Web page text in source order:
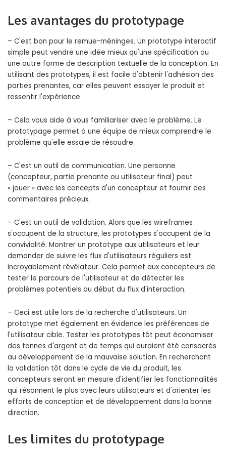
Les avantages du prototypage
– C'est bon pour le remue-méninges. Un prototype interactif
simple peut vendre une idée mieux qu'une spécification ou
une autre forme de description textuelle de la conception. En
utilisant des prototypes, il est facile d'obtenir l'adhésion des
parties prenantes, car elles peuvent essayer le produit et
ressentir l'expérience.
– Cela vous aide à vous familiariser avec le problème. Le
prototypage permet à une équipe de mieux comprendre le
problème qu'elle essaie de résoudre.
– C'est un outil de communication. Une personne
(concepteur, partie prenante ou utilisateur final) peut
« jouer » avec les concepts d'un concepteur et fournir des
commentaires précieux.
– C'est un outil de validation. Alors que les wireframes
s'occupent de la structure, les prototypes s'occupent de la
convivialité. Montrer un prototype aux utilisateurs et leur
demander de suivre les flux d'utilisateurs réguliers est
incroyablement révélateur. Cela permet aux concepteurs de
tester le parcours de l'utilisateur et de détecter les
problèmes potentiels au début du flux d'interaction.
– Ceci est utile lors de la recherche d'utilisateurs. Un
prototype met également en évidence les préférences de
l'utilisateur cible. Tester les prototypes tôt peut économiser
des tonnes d'argent et de temps qui auraient été consacrés
au développement de la mauvaise solution. En recherchant
la validation tôt dans le cycle de vie du produit, les
concepteurs seront en mesure d'identifier les fonctionnalités
qui résonnent le plus avec leurs utilisateurs et d'orienter les
efforts de conception et de développement dans la bonne
direction.
Les limites du prototypage